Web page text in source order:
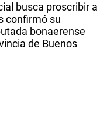
busca proscribir a
confirmó su
bonaerense
de Buenos